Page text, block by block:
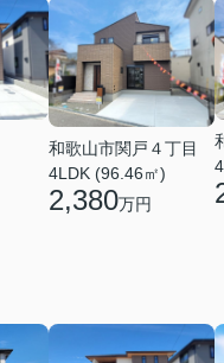
和歌山市関戸４丁目
4LDK (96.46㎡)
2,380万円